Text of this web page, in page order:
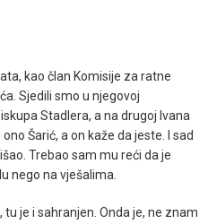
kao član Komisije za ratne
Sjedili smo u njegovoj
Stadlera, a na drugoj Ivana
Šarić, a on kaže da jeste. I sad
Trebao sam mu reći da je
nego na vješalima.
tu je i sahranjen. Onda je, ne znam